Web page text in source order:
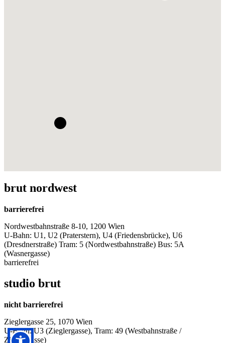
brut nordwest
barrierefrei
Nordwestbahnstraße 8-10, 1200 Wien
U-Bahn: U1, U2 (Praterstern), U4 (Friedensbrücke), U6
(Dresdnerstraße) Tram: 5 (Nordwestbahnstraße) Bus: 5A
(Wasnergasse)
barrierefrei
studio brut
nicht barrierefrei
Zieglergasse 25, 1070 Wien
U-Bahn: U3 (Zieglergasse), Tram: 49 (Westbahnstraße /
Zieglergasse)